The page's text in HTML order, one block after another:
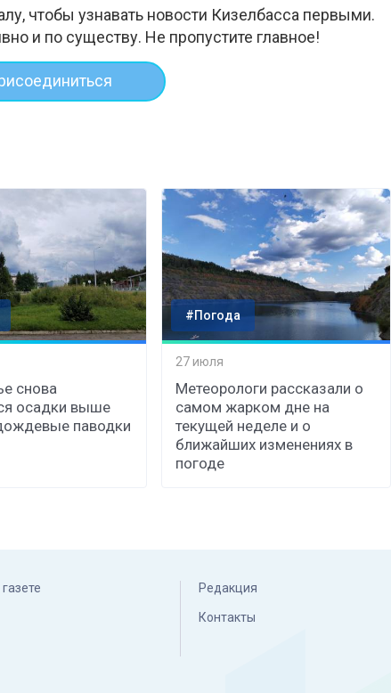
чтобы узнавать новости Кизелбасса первыми.
и по существу. Не пропустите главное!
снова
осадки выше
паводки
#Погода
27 июля
Метеорологи рассказали о
самом жарком дне на
текущей неделе и о
ближайших изменениях в
погоде
Редакция
Контакты